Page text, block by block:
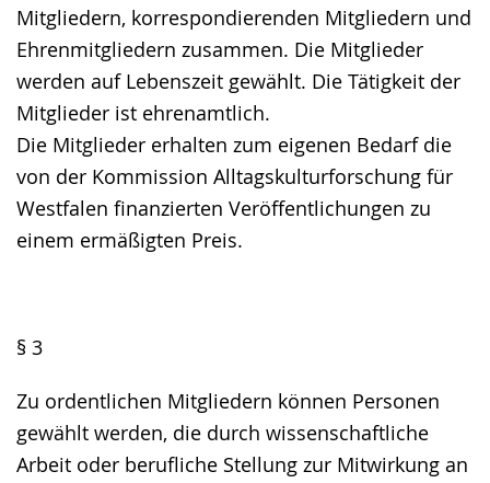
Mitgliedern, korrespondierenden Mitgliedern und
Ehrenmitgliedern zusammen. Die Mitglieder
werden auf Lebenszeit gewählt. Die Tätigkeit der
Mitglieder ist ehrenamtlich.
Die Mitglieder erhalten zum eigenen Bedarf die
von der Kommission Alltagskulturforschung für
Westfalen finanzierten Veröffentlichungen zu
einem ermäßigten Preis.
§ 3
Zu ordentlichen Mitgliedern können Personen
gewählt werden, die durch wissenschaftliche
Arbeit oder berufliche Stellung zur Mitwirkung an